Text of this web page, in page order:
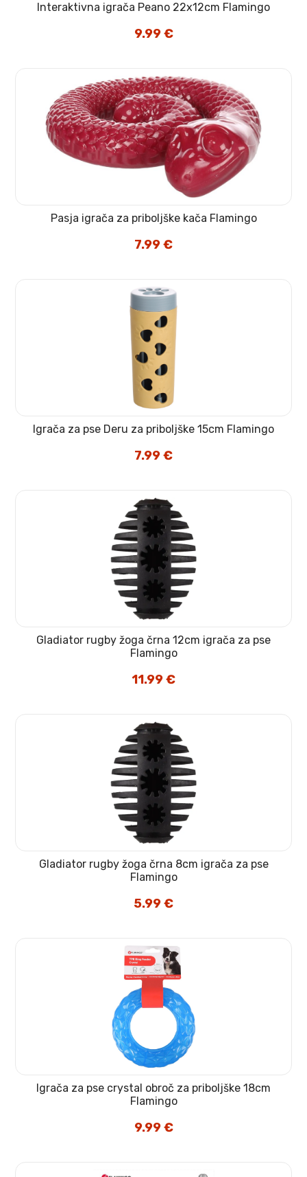
Interaktivna igrača Peano 22x12cm Flamingo
9.99€
Pasja igrača za priboljške kača Flamingo
7.99€
Igrača za pse Deru za priboljške 15cm Flamingo
7.99€
Gladiator rugby žoga črna 12cm igrača za pse
Flamingo
11.99€
Gladiator rugby žoga črna 8cm igrača za pse
Flamingo
5.99€
Igrača za pse crystal obroč za priboljške 18cm
Flamingo
9.99€